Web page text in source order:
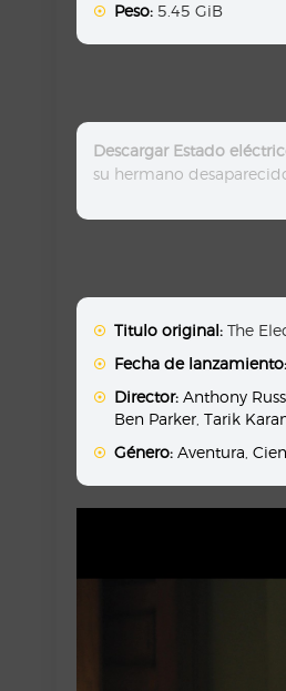
Peso: 5.45 GiB
Descargar Estado
su hermano
Titulo original: The
Fecha de lanzamiento:
Director: Anthony
Ben Parker ,Tarik
Género: Aventura ,